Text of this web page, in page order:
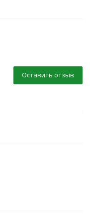
Оставить отзыв